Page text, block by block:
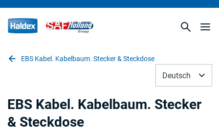
EBS Kabel. Kabelbaum. Stecker & Steckdose
Deutsch
EBS Kabel. Kabelbaum. Stecker
& Steckdose